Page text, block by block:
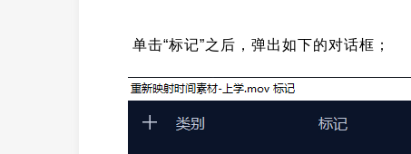
单击“标记”之后，弹出如下的对话框；